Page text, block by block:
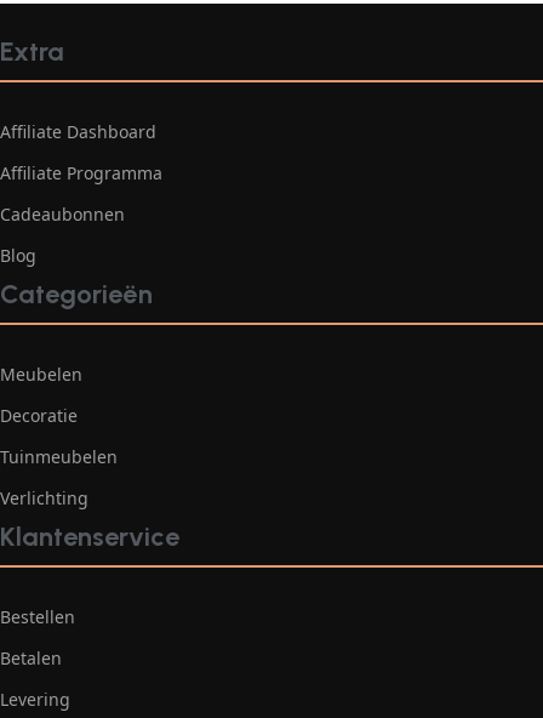
Extra
Affiliate Dashboard
Affiliate Programma
Cadeaubonnen
Blog
Categorieën
Meubelen
Decoratie
Tuinmeubelen
Verlichting
Klantenservice
Bestellen
Betalen
Levering